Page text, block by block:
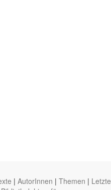
| AutorInnen | Themen | Letzte